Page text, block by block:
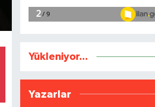
Yükleniyor...
Yazarlar